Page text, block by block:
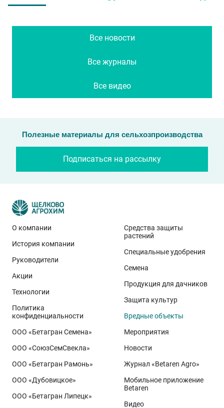
Все новости
Все журналы
Все видео
Полезные материалы для сельхозпроизводства
Подписаться на рассылку
О компании
История компании
Руководители
Акции
Технологии
Политика
конфиденциальности
ООО «Бетагран Семена»
ООО «СоюзСемСвекла»
ООО «Бетагран Рамонь»
ООО «Дубовицкое»
ООО «Бетагран Липецк»
Средства защиты
растений
Специальные удобрения
Семена
Продукция для дачников
Защита культур
Вредные объекты
Мероприятия
Новости
Журнал «Betaren Agro»
Мобильное приложение
Betaren
Видео